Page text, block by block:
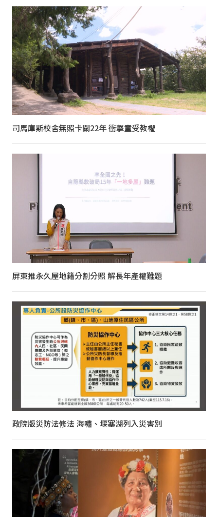
司馬庫斯校舍無照卡關22年 衝擊童受教權
屏東推永久屋地籍分割分照 解長年產權難題
政院版災防法修法 海嘯、堰塞湖列入災害別